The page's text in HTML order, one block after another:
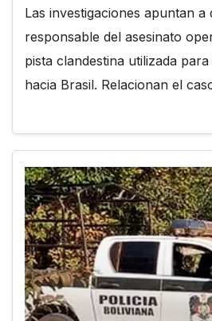
Las investigaciones apuntan a
responsable del asesinato
pista clandestina utilizada
hacia Brasil. Relacionan el